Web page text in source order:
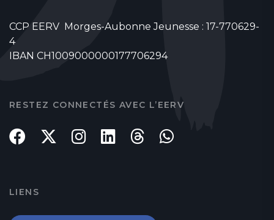
CCP EERV Morges-Aubonne Jeunesse : 17-770629-
4
IBAN CH1009000000177706294
RESTEZ CONNECTÉS AVEC L’EERV
LIENS